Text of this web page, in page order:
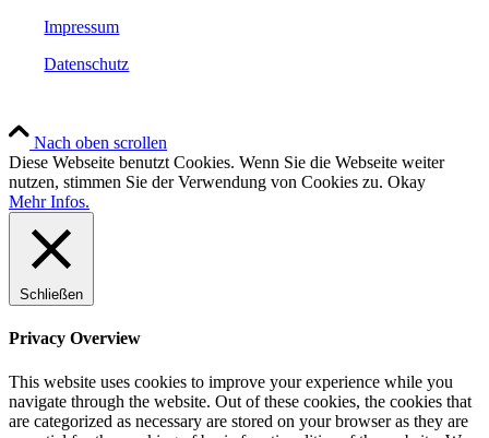
Impressum
Datenschutz
Nach oben scrollen
Diese Webseite benutzt Cookies. Wenn Sie die Webseite weiter
nutzen, stimmen Sie der Verwendung von Cookies zu. Okay
Mehr Infos.
Schließen
Privacy Overview
This website uses cookies to improve your experience while you
navigate through the website. Out of these cookies, the cookies that
are categorized as necessary are stored on your browser as they are